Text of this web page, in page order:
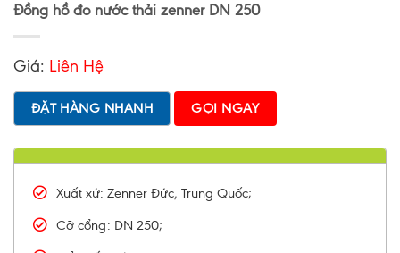
Đồng hồ đo nước thải zenner DN 250
Giá: Liên Hệ
ĐẶT HÀNG NHANH GỌI NGAY
Xuất xứ: Zenner Đức, Trung Quốc;
Cỡ cổng: DN 250;